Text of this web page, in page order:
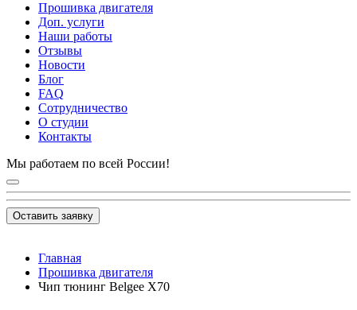
Прошивка двигателя
Доп. услуги
Наши работы
Отзывы
Новости
Блог
FAQ
Сотрудничество
О студии
Контакты
Мы работаем по всей России!
Оставить заявку
Главная
Прошивка двигателя
Чип тюнинг Belgee X70